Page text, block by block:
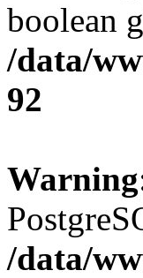
boolean
/data/
92
Warning
/data/